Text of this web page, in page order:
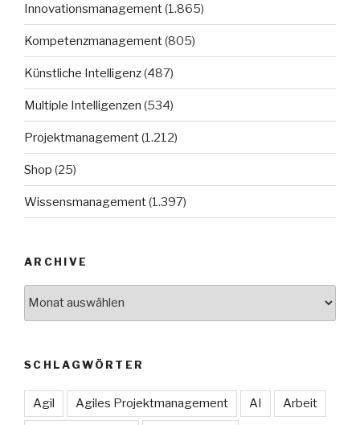
Innovationsmanagement(1.865)
Kompetenzmanagement(805)
Künstliche Intelligenz(487)
Multiple Intelligenzen (534)
Projektmanagement(1.212)
Shop (25)
Wissensmanagement(1.397)
ARCHIVE
SCHLAGWÖRTER
Agil Agiles Projektmanagement AI Arbeit